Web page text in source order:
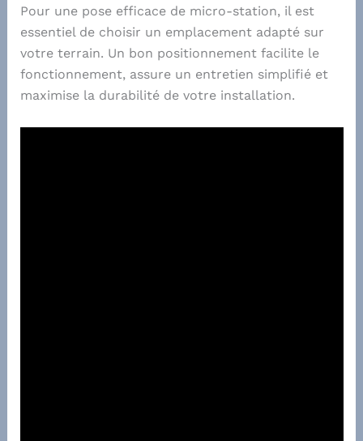
Pour une pose efficace de micro-station, il est
essentiel de choisir un emplacement adapté sur
votre terrain. Un bon positionnement facilite le
fonctionnement, assure un entretien simplifié et
maximise la durabilité de votre installation.